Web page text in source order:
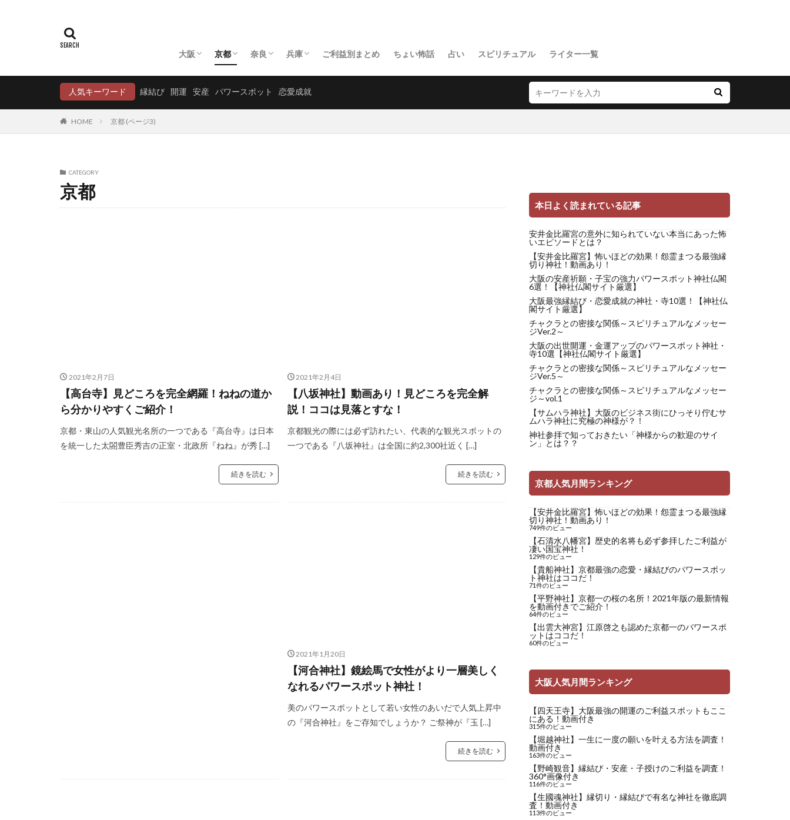
大阪
大阪の神社
大阪の寺
京都
京都の神社
京都の寺
奈良
奈良の神社
奈良の寺
兵庫
兵庫の神社
兵庫の寺
ご利益別まとめ ちょい怖話 占い スピリチュアル ライター一覧
人気キーワード 縁結び 開運 安産 パワースポット 恋愛成就
HOME 京都 (ページ3)
CATEGORY
京都
2021年2月7日
【高台寺】見どころを完全網羅！ねねの道か
ら分かりやすくご紹介！
京都・東山の人気観光名所の一つである『高台寺』は日本
を統一した太閤豊臣秀吉の正室・北政所『ねね』が秀 […]
続きを読む
2021年2月4日
【八坂神社】動画あり！見どころを完全解
説！ココは見落とすな！
京都観光の際には必ず訪れたい、代表的な観光スポットの
一つである『八坂神社』は全国に約2,300社近く […]
続きを読む
2021年1月20日
【河合神社】鏡絵馬で女性がより一層美しく
なれるパワースポット神社！
美のパワースポットとして若い女性のあいだで人気上昇中
の『河合神社』をご存知でしょうか？ ご祭神が『玉 […]
続きを読む
本日よく読まれている記事
安井金比羅宮の意外に知られていない本当にあった怖
いエピソードとは？
【安井金比羅宮】怖いほどの効果！怨霊まつる最強縁
切り神社！動画あり！
大阪の安産祈願・子宝の強力パワースポット神社仏閣
6選！【神社仏閣サイト厳選】
大阪最強縁結び・恋愛成就の神社・寺10選！【神社仏
閣サイト厳選】
チャクラとの密接な関係～スピリチュアルなメッセー
ジVer.2～
大阪の出世開運・金運アップのパワースポット神社・
寺10選【神社仏閣サイト厳選】
チャクラとの密接な関係～スピリチュアルなメッセー
ジVer.5～
チャクラとの密接な関係～スピリチュアルなメッセー
ジ～vol.1
【サムハラ神社】大阪のビジネス街にひっそり佇むサ
ムハラ神社に究極の神様が？！
神社参拝で知っておきたい「神様からの歓迎のサイ
ン」とは？？
京都人気月間ランキング
【安井金比羅宮】怖いほどの効果！怨霊まつる最強縁
切り神社！動画あり！
749件のビュー
【石清水八幡宮】歴史的名将も必ず参拝したご利益が
凄い国宝神社！
129件のビュー
【貴船神社】京都最強の恋愛・縁結びのパワースポッ
ト神社はココだ！
71件のビュー
【平野神社】京都一の桜の名所！2021年版の最新情報
を動画付きでご紹介！
64件のビュー
【出雲大神宮】江原啓之も認めた京都一のパワースポ
ットはココだ！
60件のビュー
大阪人気月間ランキング
【四天王寺】大阪最強の開運のご利益スポットもここ
にある！動画付き
315件のビュー
【堀越神社】一生に一度の願いを叶える方法を調査！
動画付き
163件のビュー
【野崎観音】縁結び・安産・子授けのご利益を調査！
360°画像付き
116件のビュー
【生國魂神社】縁切り・縁結びで有名な神社を徹底調
査！動画付き
113件のビュー